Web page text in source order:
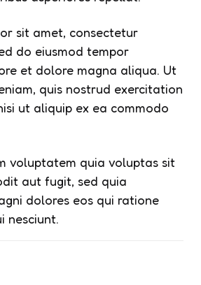
sit amet, consectetur
do eiusmod tempor
et dolore magna aliqua. Ut
quis nostrud exercitation
ut aliquip ex ea commodo
voluptatem quia voluptas sit
aut fugit, sed quia
dolores eos qui ratione
nesciunt.